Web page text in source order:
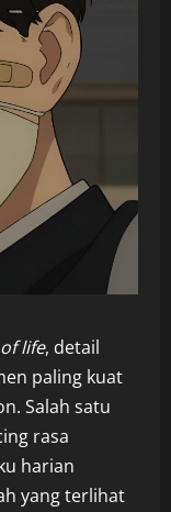
life, detail
paling kuat
Salah satu
rasa
harian
yang terlihat